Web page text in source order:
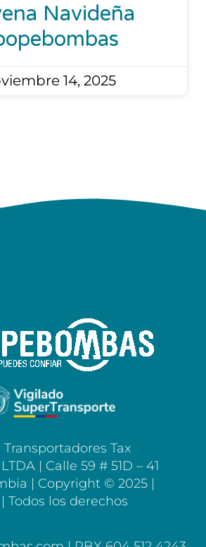
Navideña
14, 2025
Tax
| Calle 59 # 51D – 41
| Copyright © 2025 |
Todos los derechos